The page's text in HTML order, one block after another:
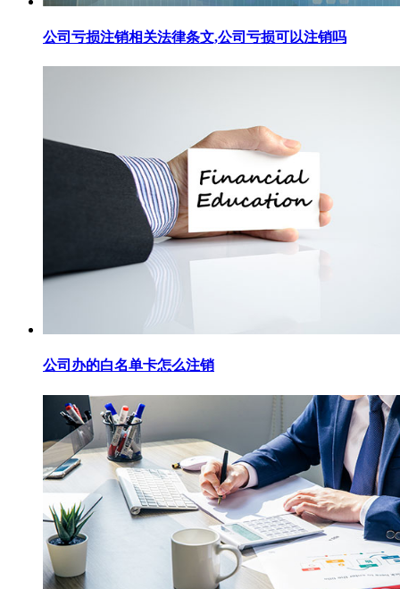
公司亏损注销相关法律条文,公司亏损可以注销吗
公司办的白名单卡怎么注销